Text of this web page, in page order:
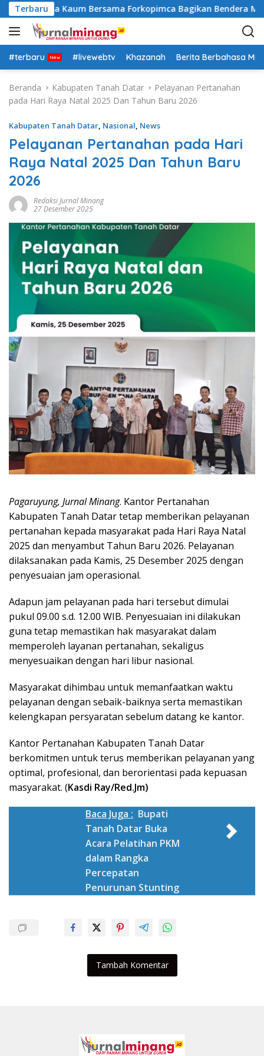
a
g
u
TerbaruLima Kaum Bersama Forkopimca Bagikan Bendera
#terbaru #livewebtv Khazanah Berita Berbahasa
Beranda Kabupaten Tanah Datar
Pelayanan Pertanahan
pada Hari Raya Natal 2025 Dan Tahun Baru 2026
Kabupaten Tanah Datar, Nasional, News
Pelayanan Pertanahan pada Hari
Raya Natal 2025 Dan Tahun Baru
2026
Redaksi Jurnal Minang
27 Desember 2025
Pagaruyung, Jurnal Minang. Kantor Pertanahan
Kabupaten Tanah Datar tetap memberikan pelayanan
pertanahan kepada masyarakat pada Hari Raya Natal
2025 dan menyambut Tahun Baru 2026. Pelayanan
dilaksanakan pada Kamis, 25 Desember 2025 dengan
penyesuaian jam operasional.
Adapun jam pelayanan pada hari tersebut dimulai
pukul 09.00 s.d. 12.00 WIB. Penyesuaian ini dilakukan
guna tetap memastikan hak masyarakat dalam
memperoleh layanan pertanahan, sekaligus
menyesuaikan dengan hari libur nasional.
Masyarakat dihimbau untuk memanfaatkan waktu
pelayanan dengan sebaik-baiknya serta memastikan
kelengkapan persyaratan sebelum datang ke kantor.
Kantor Pertanahan Kabupaten Tanah Datar
berkomitmen untuk terus memberikan pelayanan yang
optimal, profesional, dan berorientasi pada kepuasan
masyarakat. (Kasdi Ray/Red.Jm)
Baca Juga : Bupati
Tanah Datar Buka
Acara Pelatihan PKM
dalam Rangka
Percepatan
Penurunan Stunting
Tambah Komentar